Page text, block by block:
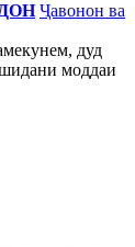
Ҷавонон ва
дуд
моддаи